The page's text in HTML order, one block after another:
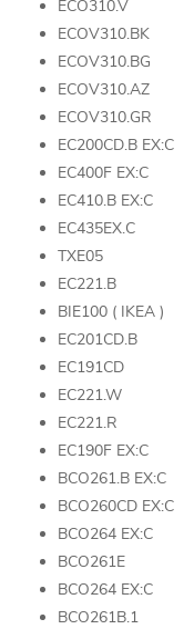
ECO310.V
ECOV310.BK
ECOV310.BG
ECOV310.AZ
ECOV310.GR
EC200CD.B EX:C
EC400F EX:C
EC410.B EX:C
EC435EX.C
TXE05
EC221.B
BIE100 ( IKEA )
EC201CD.B
EC191CD
EC221.W
EC221.R
EC190F EX:C
BCO261.B EX:C
BCO260CD EX:C
BCO264 EX:C
BCO261E
BCO264 EX:C
BCO261B.1